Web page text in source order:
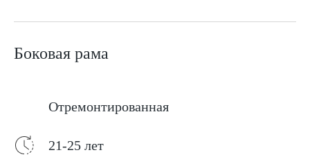
Боковая рама
Отремонтированная
21-25 лет